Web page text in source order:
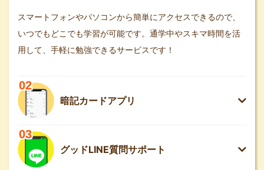
スマートフォンやパソコンから簡単にアクセスできるので、
いつでもどこでも学習が可能です。通学中やスキマ時間を活
用して、手軽に勉強できるサービスです！
02
暗記カードアプリ
03
グッドLINE質問サポート